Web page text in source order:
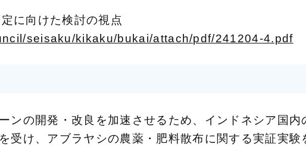
に向けた検討の視点
seisaku/kikaku/bukai/attach/pdf/241204-4.pdf
ンの開発・改良を加速させるため、インドネシア国
受け、アブラヤシの農薬・肥料散布に関する実証実験